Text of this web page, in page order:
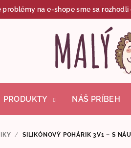
na e-shope sme sa
PRODUKTY NÁŠ PRÍBEH
/ SILIKÓNOVÝ POHÁRIK 3V1 – S